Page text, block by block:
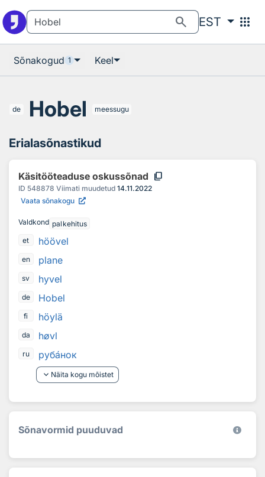
search EST apps
Sõnakogud 1 Keel
de Hobel meessugu
Erialasõnastikud
Käsitööteaduse oskussõnad content_copy
ID 548878 Viimati muudetud 14.11.2022
Vaata sõnakogu
Valdkond palkehitus
et
höövel
en plane
sv hyvel
de Hobel
fi höylä
da høvl
ru рубанок
keyboard_arrow_down Näita kogu mõistet
Sõnavormid puuduvad